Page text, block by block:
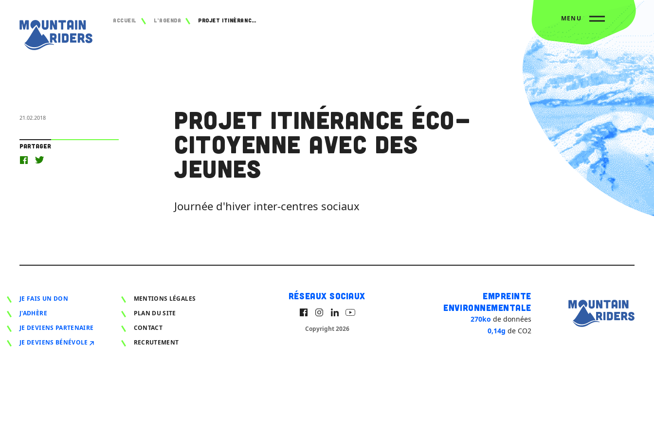
Accueil L’agenda Projet itinérance éco-citoyenne avec des jeunes MENU
21.02.2018
Partager
Projet itinérance éco-
citoyenne avec des
jeunes
Journée d'hiver inter-centres sociaux
JE FAIS UN DON
J'ADHÈRE
JE DEVIENS PARTENAIRE
JE DEVIENS BÉNÉVOLE
MENTIONS LÉGALES
PLAN DU SITE
CONTACT
RECRUTEMENT
Réseaux sociaux
Copyright 2026
Empreinte
environnementale
270ko de données
0,14g de CO2